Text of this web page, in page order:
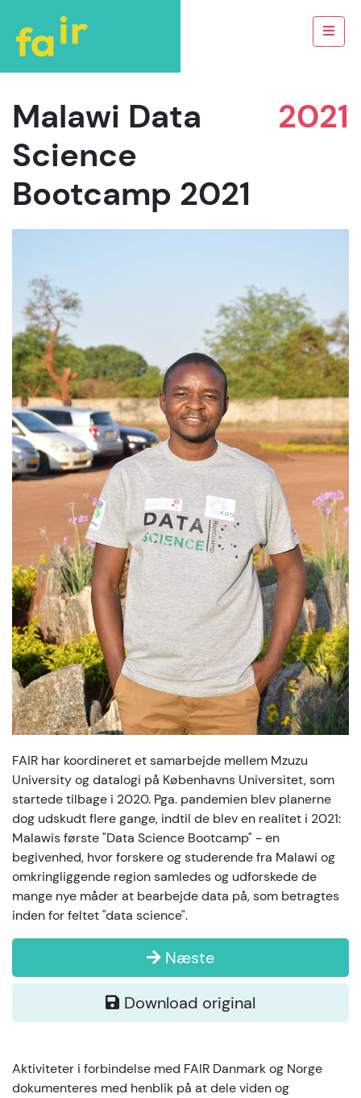
2021
Malawi Data
Science
Bootcamp 2021
FAIR har koordineret et samarbejde mellem Mzuzu
University og datalogi på Københavns Universitet, som
startede tilbage i 2020. Pga. pandemien blev planerne
dog udskudt flere gange, indtil de blev en realitet i 2021:
Malawis første "Data Science Bootcamp" - en
begivenhed, hvor forskere og studerende fra Malawi og
omkringliggende region samledes og udforskede de
mange nye måder at bearbejde data på, som betragtes
inden for feltet "data science".
Næste
Download original
Aktiviteter i forbindelse med FAIR Danmark og Norge
dokumenteres med henblik på at dele viden og